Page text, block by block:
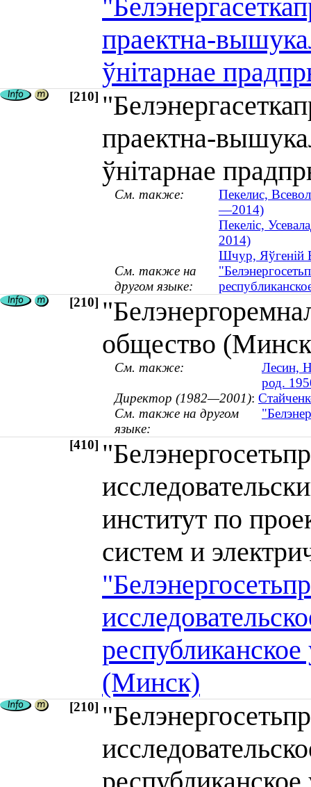
праектна-
ўнiтарнае
[210]
праектна-
ўнiтарнае
См. также:
Пекелис,
—2014)
Пекеліс,
2014)
Шчур, Яўгеній
См. также на
другом языке:
[210]
общество
См. также:
Лесин,
род.
Директор (1982—2001):
См. также на другом
языке:
[410]
институт по
систем и
(Минск)
[210]